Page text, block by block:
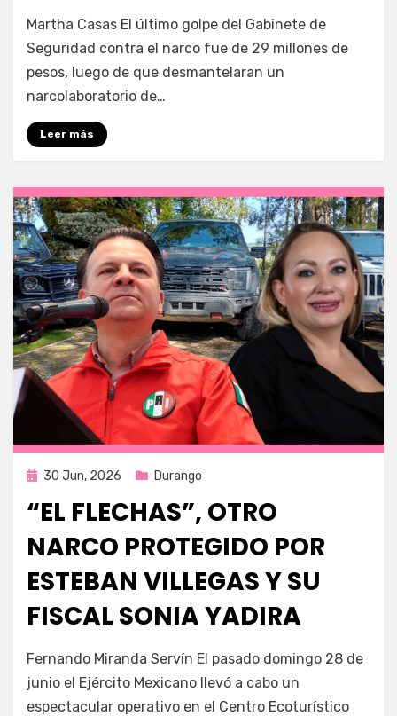
por Fernando Miranda Servín
Martha Casas El último golpe del Gabinete de
Seguridad contra el narco fue de 29 millones de
pesos, luego de que desmantelaran un
narcolaboratorio de…
Leer más
Publicada
30 Jun, 2026 Durango
“EL FLECHAS”, OTRO
NARCO PROTEGIDO POR
ESTEBAN VILLEGAS Y SU
FISCAL SONIA YADIRA
Fernando Miranda Servín
Fernando Miranda Servín El pasado domingo 28 de
junio el Ejército Mexicano llevó a cabo un
espectacular operativo en el Centro Ecoturístico